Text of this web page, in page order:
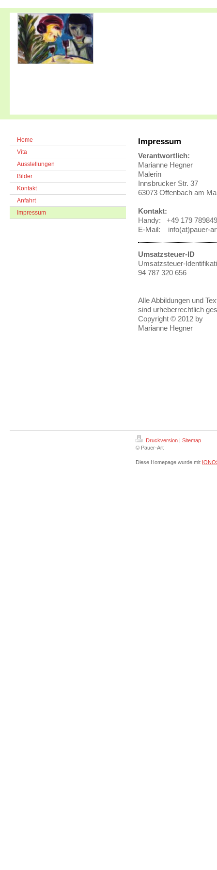
Home
Vita
Ausstellungen
Bilder
Kontakt
Anfahrt
Impressum
Impressum
Verantwortlich:
Marianne Hegner
Malerin
Innsbrucker Str. 37
63073 Offenbach am
Kontakt:
Handy: +49 179
E-Mail: info(at)pauer-
Umsatzsteuer-ID
Umsatzsteuer-
94 787 320 656
Alle Abbildungen und
sind urheberrechtlich
Copyright © 2012 by
Marianne Hegner
Druckversion | Sitemap
© Pauer-Art
Diese Homepage wurde mit